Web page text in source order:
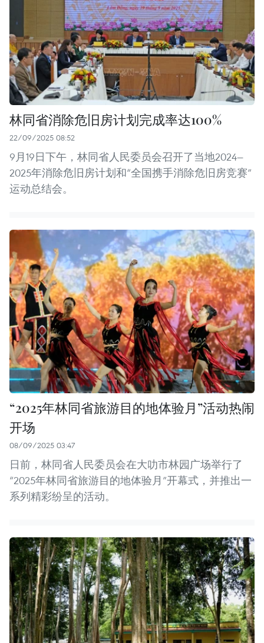
林同省消除危旧房计划完成率达100%
22/09/2025 08:52
9月19日下午，林同省人民委员会召开了当地2024—
2025年消除危旧房计划和“全国携手消除危旧房竞赛”
运动总结会。
“2025年林同省旅游目的地体验月”活动热闹
开场
08/09/2025 03:47
日前，林同省人民委员会在大叻市林园广场举行了
“2025年林同省旅游目的地体验月”开幕式，并推出一
系列精彩纷呈的活动。